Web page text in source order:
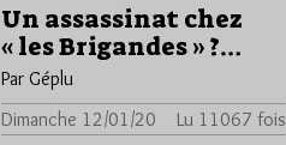
Un assassinat chez
« les Brigandes » ?…
Par Géplu
Dimanche 12/01/20
Lu 11067 fois